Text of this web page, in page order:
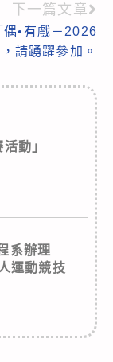
下一篇文章
•有戲－2026
請踴躍參加。
動」
系辦理
運動競技